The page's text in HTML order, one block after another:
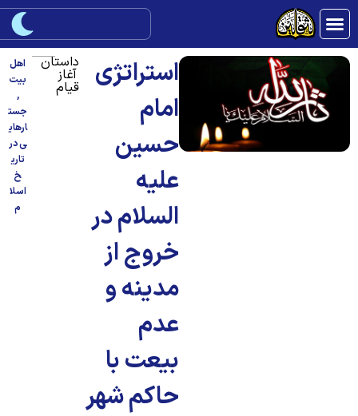
استراتژی
امام
حسین
علیه
السلام در
خروج از
مدینه و
عدم
بیعت با
حاکم شهر
داستان
آغاز
قیام
اهل
بیت
جست
ارهای
ی در
تاری
اسلا